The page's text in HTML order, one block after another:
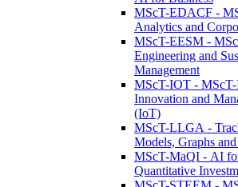
MScT-EDACF -
Analytics and
MScT-EESM -
Engineering and
Management
MScT-IOT -
Innovation and
(IoT)
MScT-LLGA -
Models, Graphs
MScT-MaQI - AI
Quantitative